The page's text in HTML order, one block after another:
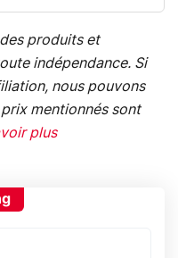
produits et
indépendance. Si
nous pouvons
mentionnés sont
plus